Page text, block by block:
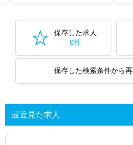
保存した求人
0件
保存した検索条件から
最近見た求人